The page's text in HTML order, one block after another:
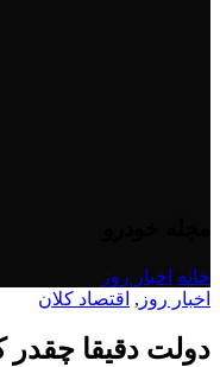
خانه اخبار روز
اخبار روز , اقتصاد کلان
دولت دقیقا